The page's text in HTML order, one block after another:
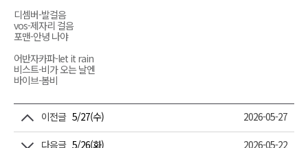
디셈버-발걸음
vos-제자리 걸음
포맨-안녕 나야
어반자카파-let it rain
비스트-비가 오는 날엔
바이브-봄비
이전글 5/27(수) 2026-05-27
다음글 5/26(화) 2026-05-22